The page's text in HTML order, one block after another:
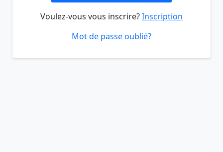
Voulez-vous vous inscrire?Inscription
Mot de passe oublié?